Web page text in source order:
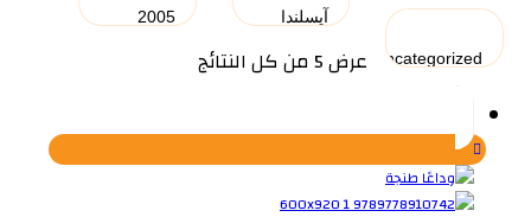
عرض ⁦5⁩ من كل النتائج
تم
حسب
الأحدث